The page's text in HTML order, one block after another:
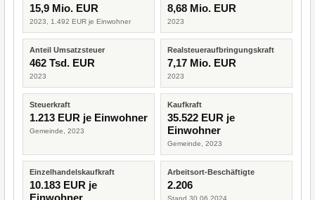
15,9 Mio. EUR
2023, 1.492 EUR je Einwohner
8,68 Mio. EUR
2023
Anteil Umsatzsteuer
462 Tsd. EUR
2023
Realsteueraufbringungskraft
7,17 Mio. EUR
2023
Steuerkraft
1.213 EUR je Einwohner
Gemeinde, 2023
Kaufkraft
35.522 EUR je
Einwohner
Gemeinde, 2023
Einzelhandelskaufkraft
10.183 EUR je
Einwohner
Arbeitsort-Beschäftigte
2.206
Stand 30.06.2024